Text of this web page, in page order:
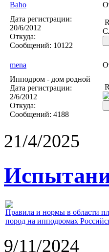
Baho
Дата регистрации:
20/6/2012
Откуда:
Сообщений: 10122
mena
Ипподром - дом родной
Дата регистрации:
2/6/2012
Откуда:
Сообщений: 4188
21/4/2025
Правила и нормы в области
пород на ипподромах
9/11/2024